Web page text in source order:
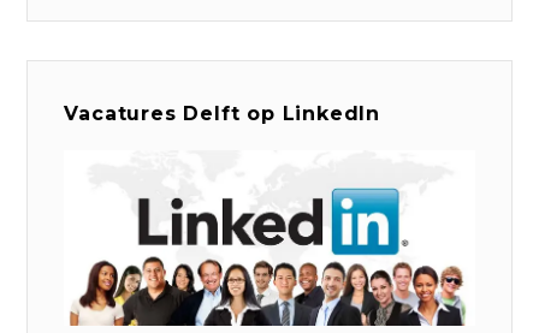
Vacatures Delft op LinkedIn